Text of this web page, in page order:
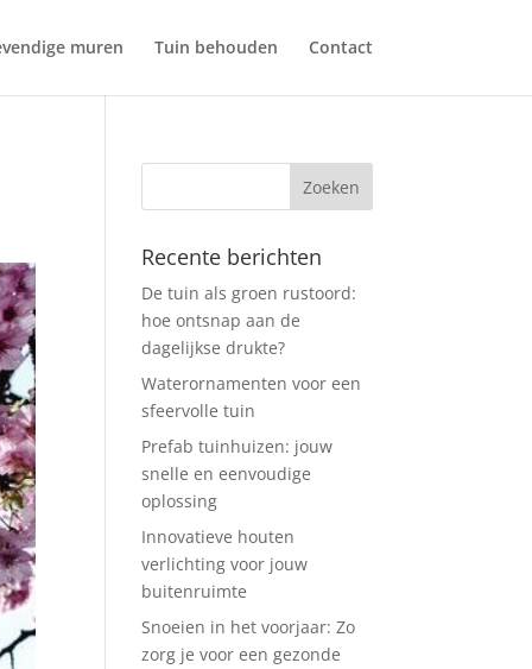
muren Tuin behouden Contact
Recente berichten
De tuin als groen rustoord:
hoe ontsnap aan de
dagelijkse drukte?
Waterornamenten voor een
sfeervolle tuin
Prefab tuinhuizen: jouw
snelle en eenvoudige
oplossing
Innovatieve houten
verlichting voor jouw
buitenruimte
Snoeien in het voorjaar: Zo
zorg je voor een gezonde